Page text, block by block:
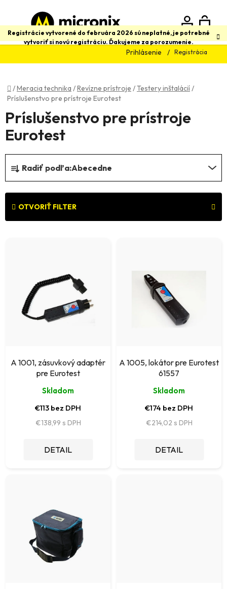
obsah
Registrácie vytvorené do februára 2026 sú neplatné, je potrebné
vytvoriť si novú registráciu. Ďakujeme za porozumenie.
Prihlásenie Registrácia
Hľadať
Domov
/Meracia technika /Revízne prístroje /Testery inštalácií/
Príslušenstvo pre prístroje Eurotest
Príslušenstvo pre prístroje
Eurotest
R
a
d
e
k
Radiť podľa:Abecedne
OTVORIŤ FILTER
o
A 1001, zásuvkový adaptér
pre Eurotest
Skladom
€113 bez DPH
€138,99
DETAIL
A 1005, lokátor pre Eurotest
61557
Skladom
€174 bez DPH
€214,02
DETAIL